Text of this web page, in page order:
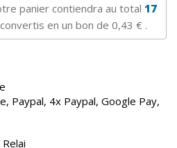
panier contiendra au total 17
en un bon de 0,43 €.
Paypal, 4x Paypal, Google Pay,